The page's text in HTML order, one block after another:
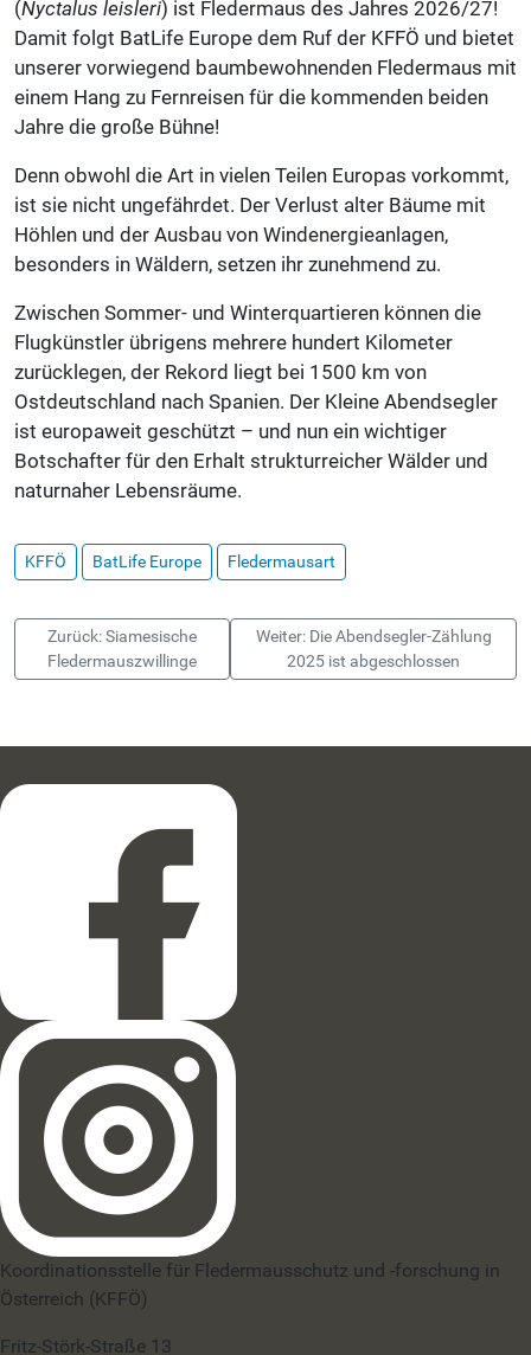
(Nyctalus leisleri) ist Fledermaus des Jahres 2026/27!
Damit folgt BatLife Europe dem Ruf der KFFÖ und bietet
unserer vorwiegend baumbewohnenden Fledermaus mit
einem Hang zu Fernreisen für die kommenden beiden
Jahre die große Bühne!
Denn obwohl die Art in vielen Teilen Europas vorkommt,
ist sie nicht ungefährdet. Der Verlust alter Bäume mit
Höhlen und der Ausbau von Windenergieanlagen,
besonders in Wäldern, setzen ihr zunehmend zu.
Zwischen Sommer- und Winterquartieren können die
Flugkünstler übrigens mehrere hundert Kilometer
zurücklegen, der Rekord liegt bei 1500 km von
Ostdeutschland nach Spanien. Der Kleine Abendsegler
ist europaweit geschützt – und nun ein wichtiger
Botschafter für den Erhalt strukturreicher Wälder und
naturnaher Lebensräume.
KFFÖ BatLife Europe Fledermausart
Zurück: Siamesische
Fledermauszwillinge
Weiter: Die Abendsegler-Zählung
2025 ist abgeschlossen
Koordinationsstelle für Fledermausschutz und -forschung in
Österreich (KFFÖ)
Fritz-Störk-Straße 13